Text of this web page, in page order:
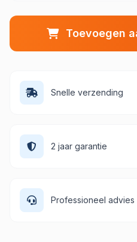
Toevoegen
Snelle verzending
2 jaar garantie
Professioneel advies